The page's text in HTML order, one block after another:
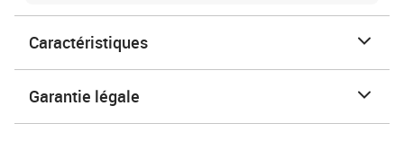
Caractéristiques
Garantie légale